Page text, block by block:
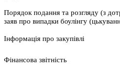
Порядок подання та розгляду (з
заяв про випадки боулінгу
Інформація про закупівлі
Фінансова звітність